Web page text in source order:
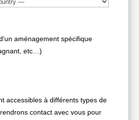
aménagement spécifique
etc…)
accessibles à différents types de
contact avec vous pour